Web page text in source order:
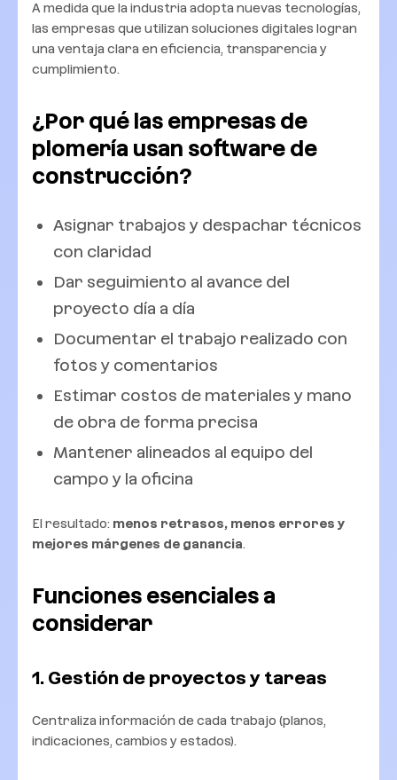
A medida que la industria adopta nuevas tecnologías,
las empresas que utilizan soluciones digitales logran
una ventaja clara en eficiencia, transparencia y
cumplimiento.
¿Por qué las empresas de
plomería usan software de
construcción?
Asignar trabajos y despachar técnicos
con claridad
Dar seguimiento al avance del
proyecto día a día
Documentar el trabajo realizado con
fotos y comentarios
Estimar costos de materiales y mano
de obra de forma precisa
Mantener alineados al equipo del
campo y la oficina
El resultado: menos retrasos, menos errores y
mejores márgenes de ganancia.
Funciones esenciales a
considerar
1. Gestión de proyectos y tareas
Centraliza información de cada trabajo (planos,
indicaciones, cambios y estados).